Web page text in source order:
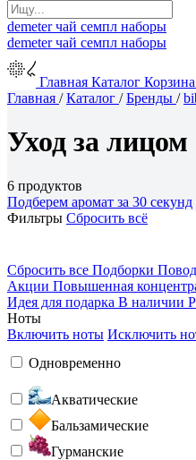
demeterчай семпл наборы
demeterчай семпл наборы
Главная Каталог Корзина
Главная /Каталог /Бренды /
Уход за лицом
6 продуктов
Подберем аромат за 30 секунд
Фильтры Сбросить всё
Сбросить все Подборки Повод
Акции Повышенная
Идея для подарка В наличии
Ноты
Включить ноты Исключить
Одновременно
Акватические
Бальзамические
Гурманские